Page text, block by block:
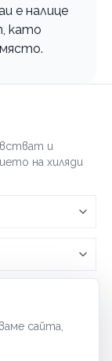
сайта,
е налице
като
и
на хиляди